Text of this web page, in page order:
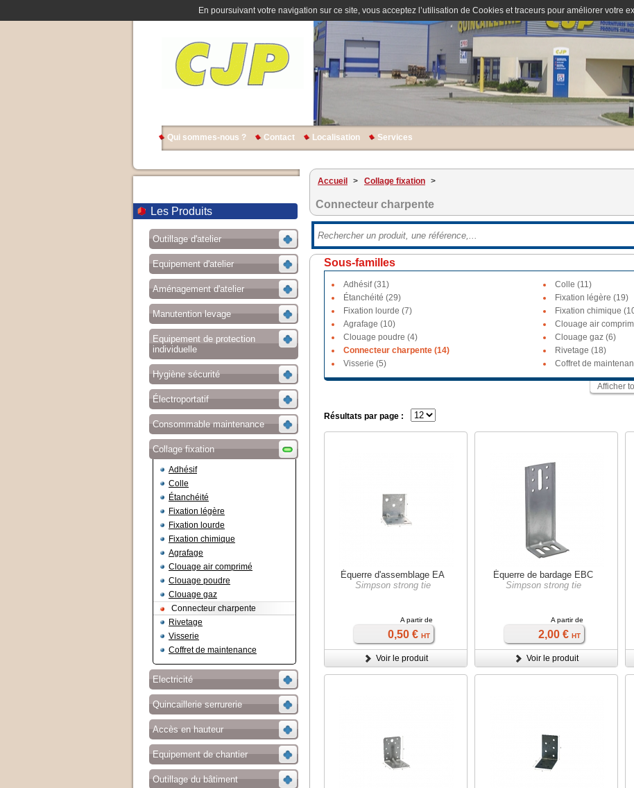
En poursuivant votre navigation sur ce site, vous acceptez l’utilisation de Cookies et traceurs pour améliorer votre
Qui sommes-nous ? Contact Localisation Services
Les Produits
Outillage d'atelier
Equipement d'atelier
Aménagement d'atelier
Manutention levage
Equipement de protection
individuelle
Hygiène sécurité
Électroportatif
Consommable maintenance
Collage fixation
Adhésif
Colle
Étanchéité
Fixation légère
Fixation lourde
Fixation chimique
Agrafage
Clouage air comprimé
Clouage poudre
Clouage gaz
Connecteur charpente
Rivetage
Visserie
Coffret de maintenance
Electricité
Quincaillerie serrurerie
Accès en hauteur
Equipement de chantier
Outillage du bâtiment
Accueil > Collage fixation >
Connecteur charpente
Sous-familles
Adhésif (31)
Colle (11)
Étanchéité (29)
Fixation légère (19)
Fixation lourde (7)
Fixation chimique
Agrafage (10)
Clouage air
Clouage poudre (4)
Clouage gaz (6)
Connecteur charpente (14)
Rivetage (18)
Visserie (5)
Coffret de
Afficher
Résultats par page :
Équerre d'assemblage EA
Simpson strong tie
A partir de
0,50 € HT
Voir le produit
Équerre de bardage EBC
Simpson strong tie
A partir de
2,00 € HT
Voir le produit